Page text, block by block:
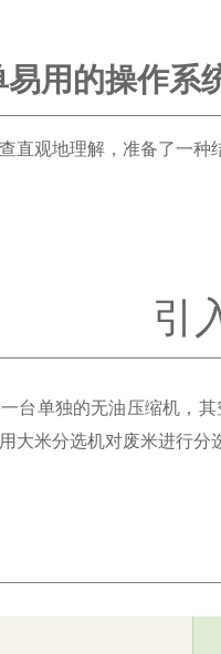
易用的操作系
直观地理解，准备了一种
引
台单独的无油压缩机，
大米分选机对废米进行分